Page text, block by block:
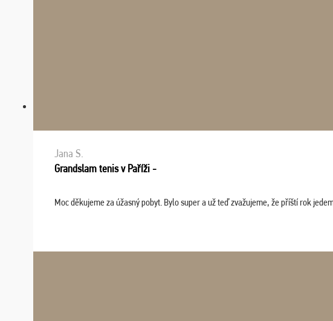
Jana S.
Grandslam tenis v Paříži -
Moc děkujeme za úžasný pobyt. Bylo super a už teď zvažujeme, že příští rok